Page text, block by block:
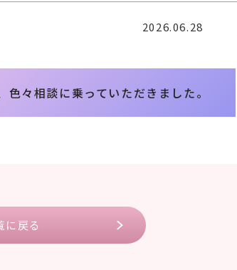
2026.06.28
々相談に乗っていただきました。
に戻る